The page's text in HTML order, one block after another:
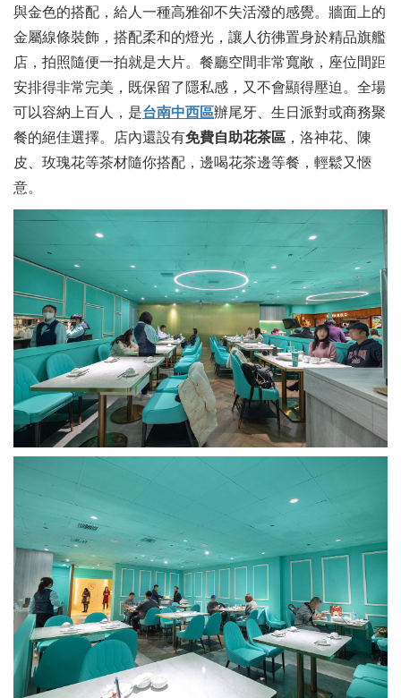
與金色的搭配，給人一種高雅卻不失活潑的感覺。牆面上的
金屬線條裝飾，搭配柔和的燈光，讓人彷彿置身於精品旗艦
店，拍照隨便一拍就是大片。餐廳空間非常寬敞，座位間距
安排得非常完美，既保留了隱私感，又不會顯得壓迫。全場
可以容納上百人，是台南中西區辦尾牙、生日派對或商務聚
餐的絕佳選擇。店內還設有免費自助花茶區 ，洛神花、陳
皮、玫瑰花等茶材隨你搭配，邊喝花茶邊等餐，輕鬆又愜
意。